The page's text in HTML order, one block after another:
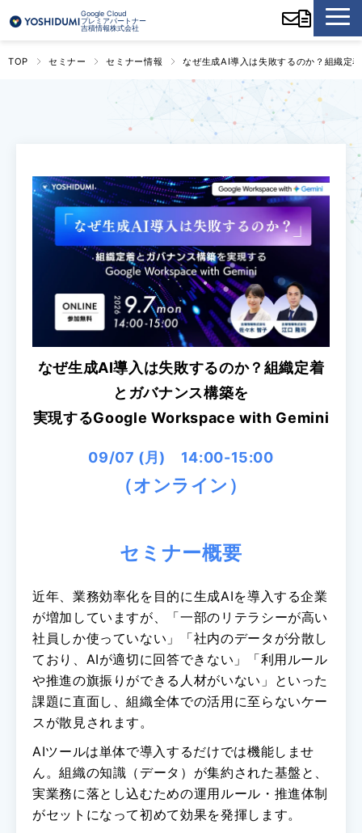
Google Cloud
プレミアパートナー
吉積情報株式会社
TOP セミナー セミナー情報 なぜ生成AI導入は失敗するのか？組織
なぜ生成AI導入は失敗するのか？組織定着
とガバナンス構築を
実現するGoogle Workspace with Gemini
09/07 (月) 14:00-15:00
（オンライン）
セミナー概要
近年、業務効率化を目的に生成AIを導入する企業
が増加していますが、「一部のリテラシーが高い
社員しか使っていない」「社内のデータが分散し
ており、AIが適切に回答できない」「利用ルール
や推進の旗振りができる人材がいない」といった
課題に直面し、組織全体での活用に至らないケー
スが散見されます。
AIツールは単体で導入するだけでは機能しませ
ん。組織の知識（データ）が集約された基盤と、
実業務に落とし込むための運用ルール・推進体制
がセットになって初めて効果を発揮します。